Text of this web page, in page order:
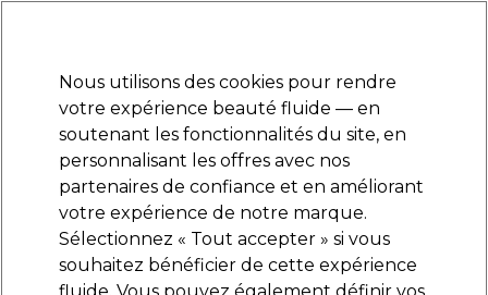
Se connecter
Marques Bons plans Coiffure Electro et Matériel
Livraison et délais
lire la suite
Beauté Accessoires de beauté Coton & mouchoirs
Coton & mouchoirs
Nous utilisons des cookies pour rendre
votre expérience beauté fluide — en
soutenant les fonctionnalités du site, en
personnalisant les offres avec nos
partenaires de confiance et en améliorant
votre expérience de notre marque.
Sélectionnez « Tout accepter » si vous
souhaitez bénéficier de cette expérience